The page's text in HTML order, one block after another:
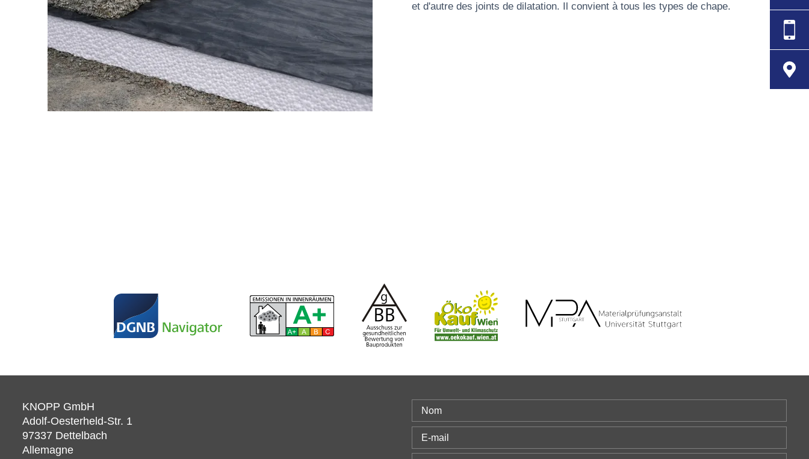
et d'autre des joints de dilatation. Il convient à tous les types de chape.
KNOPP GmbH
Adolf-Oesterheld-Str. 1
97337 Dettelbach
Allemagne